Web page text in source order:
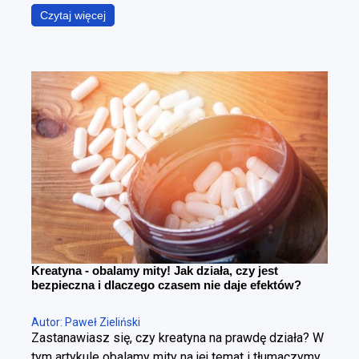
podczas gdy w rzeczywistości chodzi o coś
znacznie bardziej precyzyjnego – zmniejszenie
zachowaniu masy mięśniowej. To fundamentalna
różnica. Można schudnąć i wyglądać gorzej – i
można redukować tkankę tłuszczową, poprawiając
sylwetkę. Cała sztuka polega na tym, żeby zrobić to
w kontrolowany sposób.
Czytaj więcej
Kreatyna - obalamy mity! Jak działa, czy jest
bezpieczna i dlaczego czasem nie daje efektów?
Autor: Paweł Zieliński
Zastanawiasz się, czy kreatyna na prawdę działa? W